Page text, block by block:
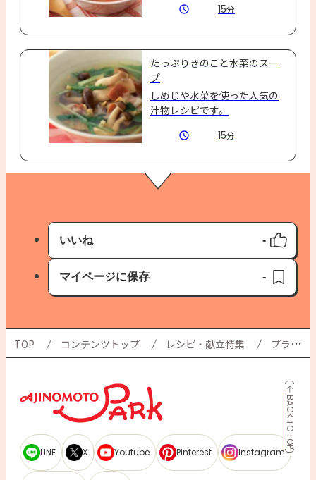
15分
たっぷりきのこと水菜のスー
プ
しめじや水菜を使った人気の
汁物レシピです。
15分
いいね
いいね済み
-
マイページに保存
保存済み
-
TOP コンテンツトップ レシピ・献立特集 プラスもう一品
BACK TO TOP
LINE X Youtube Pinterest Instagram